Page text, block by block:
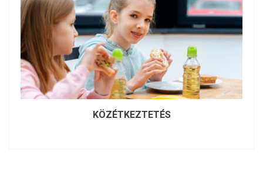
KÖZÉTKEZTETÉS